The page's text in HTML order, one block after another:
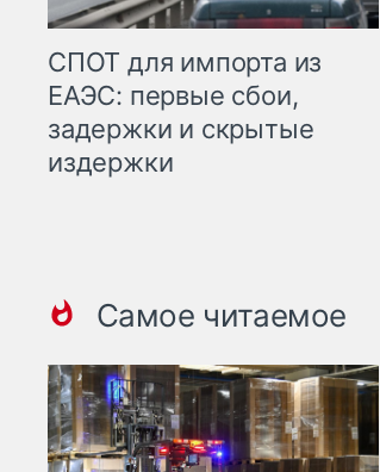
СПОТ для импорта из
ЕАЭС: первые сбои,
задержки и скрытые
издержки
Самое читаемое